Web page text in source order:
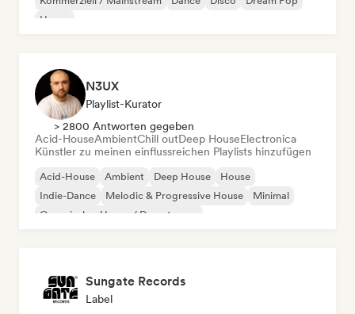
House
N3UX
Playlist-Kurator
> 2800 Antworten gegeben
Acid-HouseAmbientChill outDeep HouseElectronica
Künstler zu meinen einflussreichen Playlists hinzufügen
Acid-House Ambient Deep House
House
Indie-Dance
Melodic & Progressive House
Minimal
Organischer House / Downtempo
Sungate Records
Label